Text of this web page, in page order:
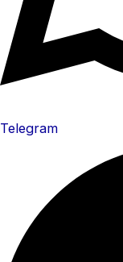
Telegram